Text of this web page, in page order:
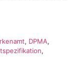
, DPMA,
,